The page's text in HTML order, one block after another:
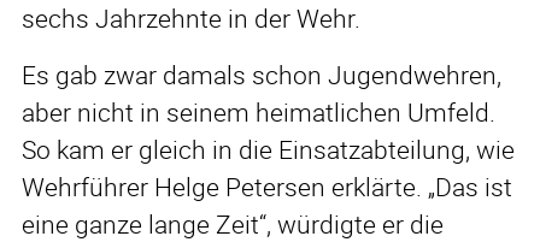
sechs Jahrzehnte in der Wehr.
Es gab zwar damals schon Jugendwehren,
aber nicht in seinem heimatlichen Umfeld.
So kam er gleich in die Einsatzabteilung, wie
Wehrführer Helge Petersen erklärte. „Das ist
eine ganze lange Zeit“, würdigte er die